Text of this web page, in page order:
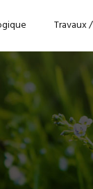
Travaux